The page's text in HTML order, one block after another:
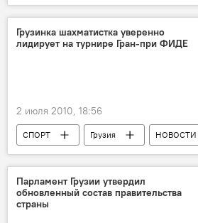
Грузинка шахматистка уверенно
лидирует на турнире Гран-при ФИДЕ
2 июля 2010, 18:56
СПОРТ Грузия НОВОСТИ
Парламент Грузии утвердил
обновленный состав правительства
страны